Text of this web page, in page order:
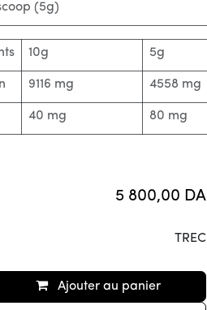
(5g)
10g 5g
9116 mg 4558 mg
40 mg 80 mg
Ajouter au panier
5 800,00 DA
TREC